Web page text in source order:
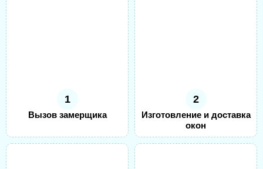
1
Вызов замерщика
2
Изготовление и доставка
окон